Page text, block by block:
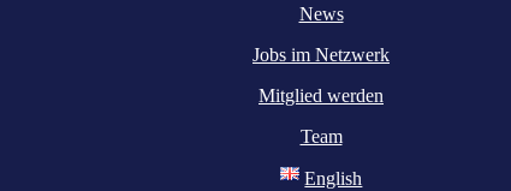
News
Jobs im Netzwerk
Mitglied werden
Team
English